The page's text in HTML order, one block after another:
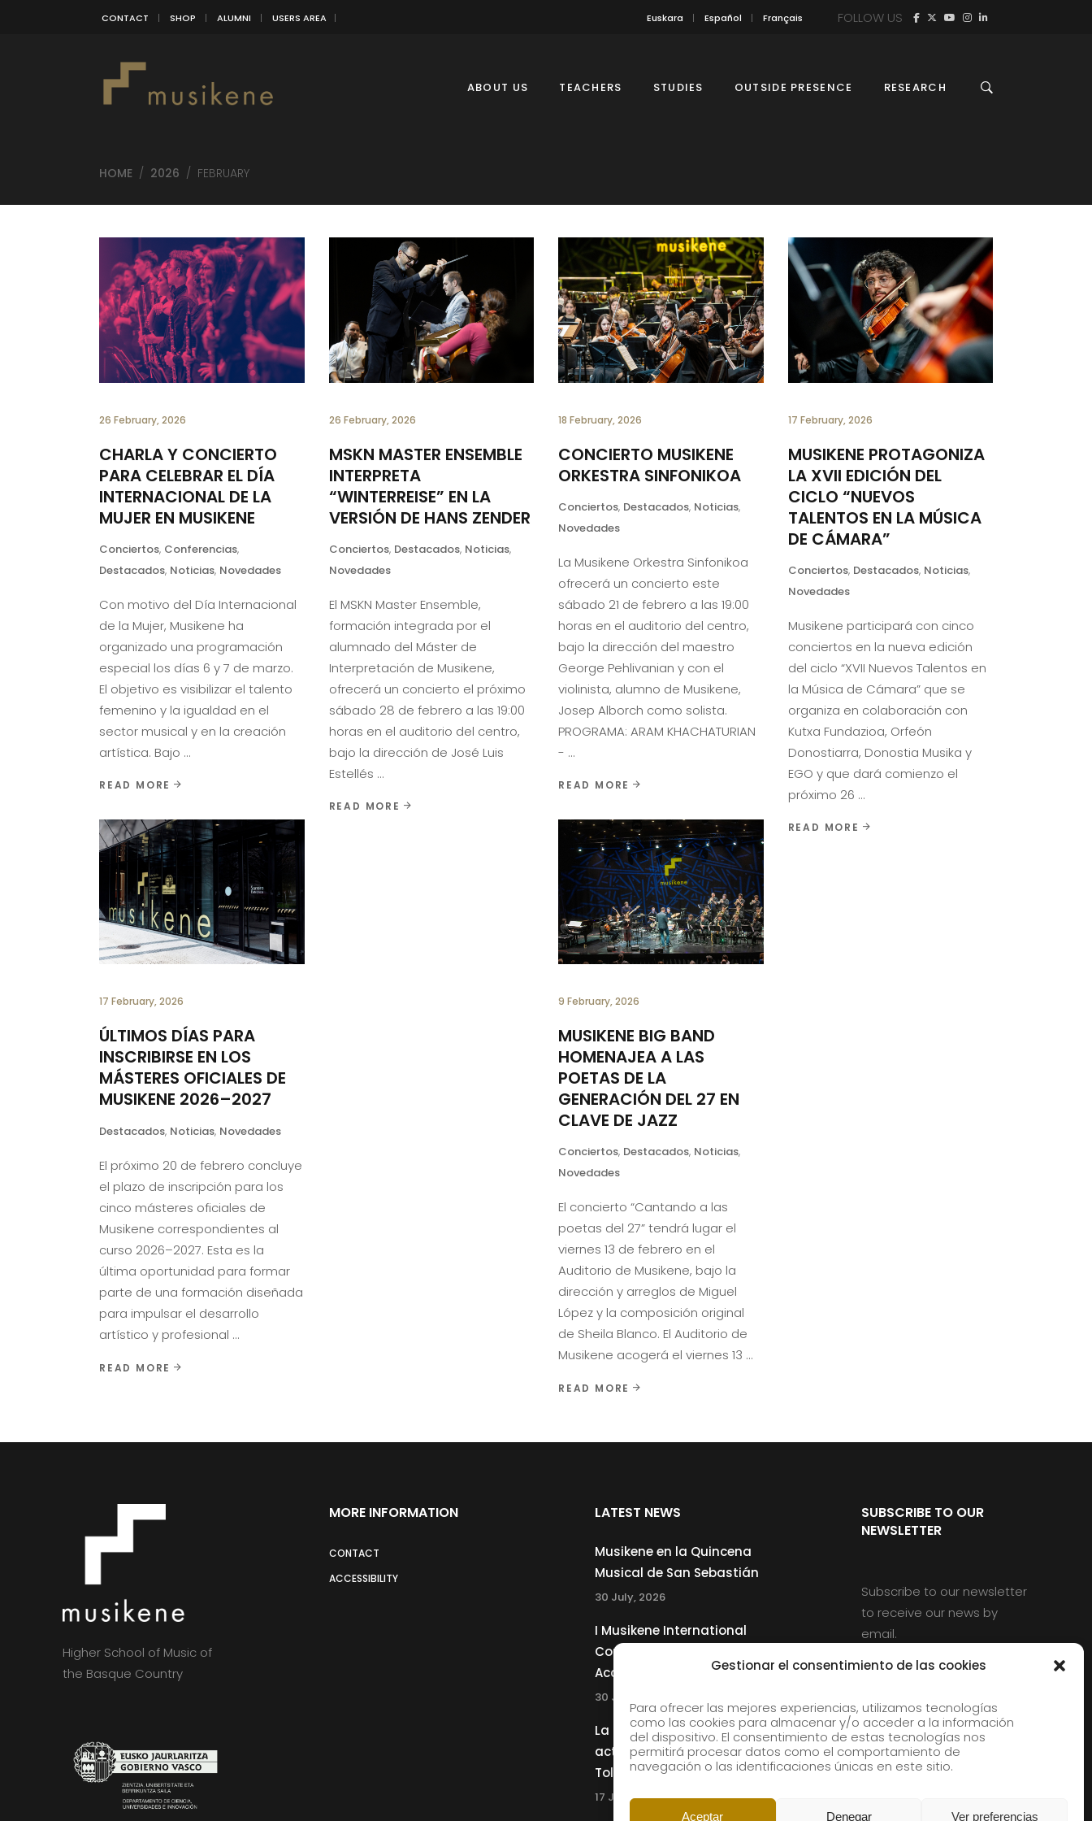
Gestionar el consentimiento de las cookies
Para ofrecer las mejores experiencias, utilizamos tecnologías
como las cookies para almacenar y/o acceder a la información
del dispositivo. El consentimiento de estas tecnologías nos
permitirá procesar datos como el comportamiento de
navegación o las identificaciones únicas en este sitio.
Aceptar Denegar Ver preferencias
CONTACT SHOP ALUMNI USERS AREA Euskara Español Français FOLLOW US
ABOUT US TEACHERS STUDIES OUTSIDE PRESENCE RESEARCH
HOME / 2026 / FEBRUARY
26 February, 2026
CHARLA Y CONCIERTO
PARA CELEBRAR EL DÍA
INTERNACIONAL DE LA
MUJER EN MUSIKENE
Conciertos, Conferencias,
Destacados, Noticias, Novedades
Con motivo del Día Internacional
de la Mujer, Musikene ha
organizado una programación
especial los días 6 y 7 de marzo.
El objetivo es visibilizar el talento
femenino y la igualdad en el
sector musical y en la creación
artística. Bajo
READ MORE
26 February, 2026
MSKN MASTER ENSEMBLE
INTERPRETA
“WINTERREISE” EN LA
VERSIÓN DE HANS ZENDER
Conciertos, Destacados, Noticias,
Novedades
El MSKN Master Ensemble,
formación integrada por el
alumnado del Máster de
Interpretación de Musikene,
ofrecerá un concierto el próximo
sábado 28 de febrero a las 19:00
horas en el auditorio del centro,
bajo la dirección de José Luis
Estellés
READ MORE
18 February, 2026
CONCIERTO MUSIKENE
ORKESTRA SINFONIKOA
Conciertos, Destacados, Noticias,
Novedades
La Musikene Orkestra Sinfonikoa
ofrecerá un concierto este
sábado 21 de febrero a las 19:00
horas en el auditorio del centro,
bajo la dirección del maestro
George Pehlivanian y con el
violinista, alumno de Musikene,
Josep Alborch como solista.
PROGRAMA: ARAM KHACHATURIAN
-
READ MORE
17 February, 2026
MUSIKENE PROTAGONIZA
LA XVII EDICIÓN DEL
CICLO “NUEVOS
TALENTOS EN LA MÚSICA
DE CÁMARA”
Conciertos, Destacados, Noticias,
Novedades
Musikene participará con cinco
conciertos en la nueva edición
del ciclo “XVII Nuevos Talentos en
la Música de Cámara” que se
organiza en colaboración con
Kutxa Fundazioa, Orfeón
Donostiarra, Donostia Musika y
EGO y que dará comienzo el
próximo 26
READ MORE
17 February, 2026
ÚLTIMOS DÍAS PARA
INSCRIBIRSE EN LOS
MÁSTERES OFICIALES DE
MUSIKENE 2026–2027
Destacados, Noticias, Novedades
El próximo 20 de febrero concluye
el plazo de inscripción para los
cinco másteres oficiales de
Musikene correspondientes al
curso 2026–2027. Esta es la
última oportunidad para formar
parte de una formación diseñada
para impulsar el desarrollo
artístico y profesional
READ MORE
9 February, 2026
MUSIKENE BIG BAND
HOMENAJEA A LAS
POETAS DE LA
GENERACIÓN DEL 27 EN
CLAVE DE JAZZ
Conciertos, Destacados, Noticias,
Novedades
El concierto “Cantando a las
poetas del 27” tendrá lugar el
viernes 13 de febrero en el
Auditorio de Musikene, bajo la
dirección y arreglos de Miguel
López y la composición original
de Sheila Blanco. El Auditorio de
Musikene acogerá el viernes 13
READ MORE
Higher School of Music of
the Basque Country
MORE INFORMATION
CONTACT
ACCESSIBILITY
LATEST NEWS
Musikene en la Quincena
Musical de San Sebastián
30 July, 2026
I Musikene International
Competition for Young
Accordionists
30 July, 2026
La Musikene Big Band
actuará junto a Charles
Tolliver en el 61 Jazzaldia
17 July, 2026
SUBSCRIBE TO OUR
NEWSLETTER
Subscribe to our newsletter
to receive our news by
email.